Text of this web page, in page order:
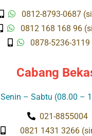
0812-8793-0687
0812 168 168 96
0878-5236-3119
Cabang
Senin – Sabtu (08.00 –
021-8855004
0821 1431 3266